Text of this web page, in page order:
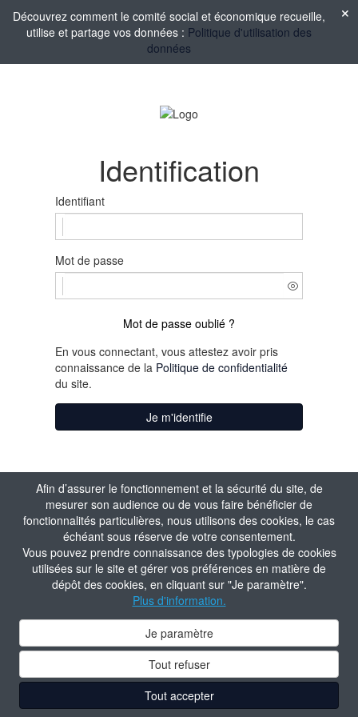
Afin d’assurer le fonctionnement et la sécurité du site, de
mesurer son audience ou de vous faire bénéficier de
fonctionnalités particulières, nous utilisons des cookies, le cas
échéant sous réserve de votre consentement.
Vous pouvez prendre connaissance des typologies de cookies
utilisées sur le site et gérer vos préférences en matière de
dépôt des cookies, en cliquant sur "Je paramètre".
Plus d'information.
Je paramètre
Tout refuser
Tout accepter
Découvrez comment le comité social et économique recueille,
utilise et partage vos données : Politique d'utilisation des
données
Identification
Identifiant
Mot de passe
Mot de passe oublié ?
En vous connectant, vous attestez avoir pris
connaissance de la Politique de confidentialité
du site.
Je m'identifie